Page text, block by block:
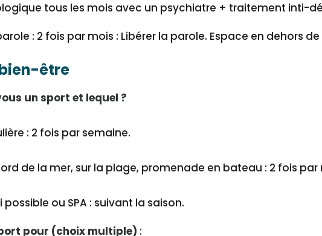
tous les mois avec un psychiatre + traitement inti-
: 2 fois par mois : Libérer la parole. Espace en dehors
être
un sport et lequel ?
: 2 fois par semaine.
de la mer, sur la plage, promenade en bateau : 2 fois par
possible ou SPA : suivant la saison.
pour (choix multiple) :